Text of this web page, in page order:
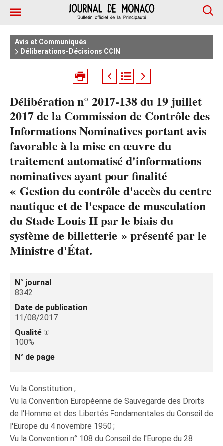
Avis et Communiqués
Déliberations-Décisions CCIN
Délibération n° 2017-138 du 19 juillet
2017 de la Commission de Contrôle des
Informations Nominatives portant avis
favorable à la mise en œuvre du
traitement automatisé d'informations
nominatives ayant pour finalité
« Gestion du contrôle d'accès du centre
nautique et de l'espace de musculation
du Stade Louis II par le biais du
système de billetterie » présenté par le
Ministre d'État.
N° journal
8342
Date de publication
11/08/2017
Qualité
100%
N° de page
Vu la Constitution ;
Vu la Convention Européenne de Sauvegarde des Droits
de l'Homme et des Libertés Fondamentales du Conseil de
l'Europe du 4 novembre 1950 ;
Vu la Convention n° 108 du Conseil de l'Europe du 28